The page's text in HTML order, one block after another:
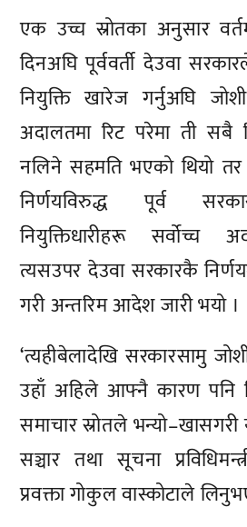
एक उच्च स्रोतका अनुसार
दिनअघि पूर्ववर्ती देउवा
नियुक्ति खारेज गर्नुअघि
अदालतमा रिट परेमा ती सबै
नलिने सहमति भएको थियो
निर्णयविरुद्ध पूर्व
नियुक्तिधारीहरू सर्वोच्च
त्यसउपर देउवा सरकारकै
गरी अन्तरिम आदेश जारी भयो ।
‘त्यहीबेलादेखि सरकारसामु
उहाँ अहिले आफ्नै कारण पनि
समाचार स्रोतले
सञ्चार तथा सूचना
प्रवक्ता गोकुल वास्कोटाले